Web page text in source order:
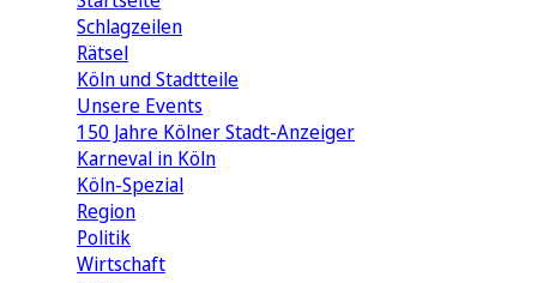
Schlagzeilen
Rätsel
Köln und Stadtteile
Unsere Events
150 Jahre Kölner Stadt-Anzeiger
Karneval in Köln
Köln-Spezial
Region
Politik
Wirtschaft